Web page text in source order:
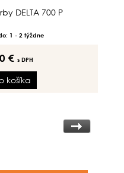
DELTA 700 P
1 - 2 týždne
€ s DPH